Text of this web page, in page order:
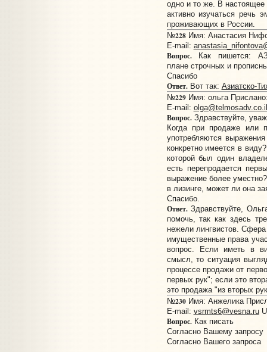
одно и то же. В настоящее
активно изучаться речь
проживающих в России.
№228Имя: Анастасия
E-mail:
Вопрос.Как пишется:
плане строчных и
Спасибо
Ответ.Вот так: Азиатско-
№229Имя: ольга
E-mail: olga@telmosadv.co.il
Вопрос.Здравствуйте,
Когда при продаже или
употребляются
конкретно имеется в
которой был один
есть перепродается
выражение более
в лизинге, может ли она
Спасибо.
Ответ.Здравствуйте,
помочь, так как здесь
нежели лингвистов.
имущественные права
вопрос. Если иметь в
смысл, то ситуация
процессе продажи от
первых рук"; если это
это продажа "из вторых
№230Имя: Анжелика
E-mail: vsrmts6@vesna.ru
Вопрос.Как писать
Согласно Вашему запросу
Согласно Вашего запроса